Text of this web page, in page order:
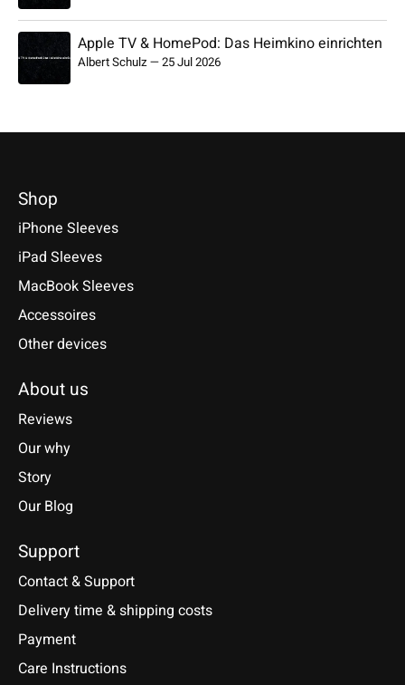
Apple TV & HomePod: Das Heimkino einrichten
Albert Schulz—25 Jul 2026
Shop
iPhone Sleeves
iPad Sleeves
MacBook Sleeves
Accessoires
Other devices
About us
Reviews
Our why
Story
Our Blog
Support
Contact & Support
Delivery time & shipping costs
Payment
Care Instructions